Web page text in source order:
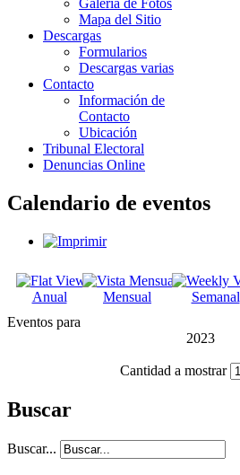
Galería de Fotos
Mapa del Sitio
Descargas
Formularios
Descargas varias
Contacto
Información de
Contacto
Ubicación
Tribunal Electoral
Denuncias Online
Calendario de eventos
Anual Mensual Semanal
Eventos para
2023
Cantidad a mostrar
Buscar
Buscar...